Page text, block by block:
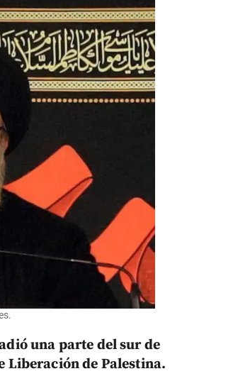
una parte del sur de
Liberación de Palestina.